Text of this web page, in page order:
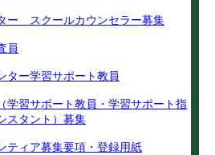
ー スクールカウンセラー募集
員
ター学習サポート教員
学習サポート教員・学習サポート指
スタント）募集
ティア募集要項・登録用紙